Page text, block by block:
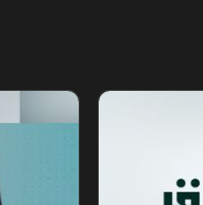
الخبر الآخر